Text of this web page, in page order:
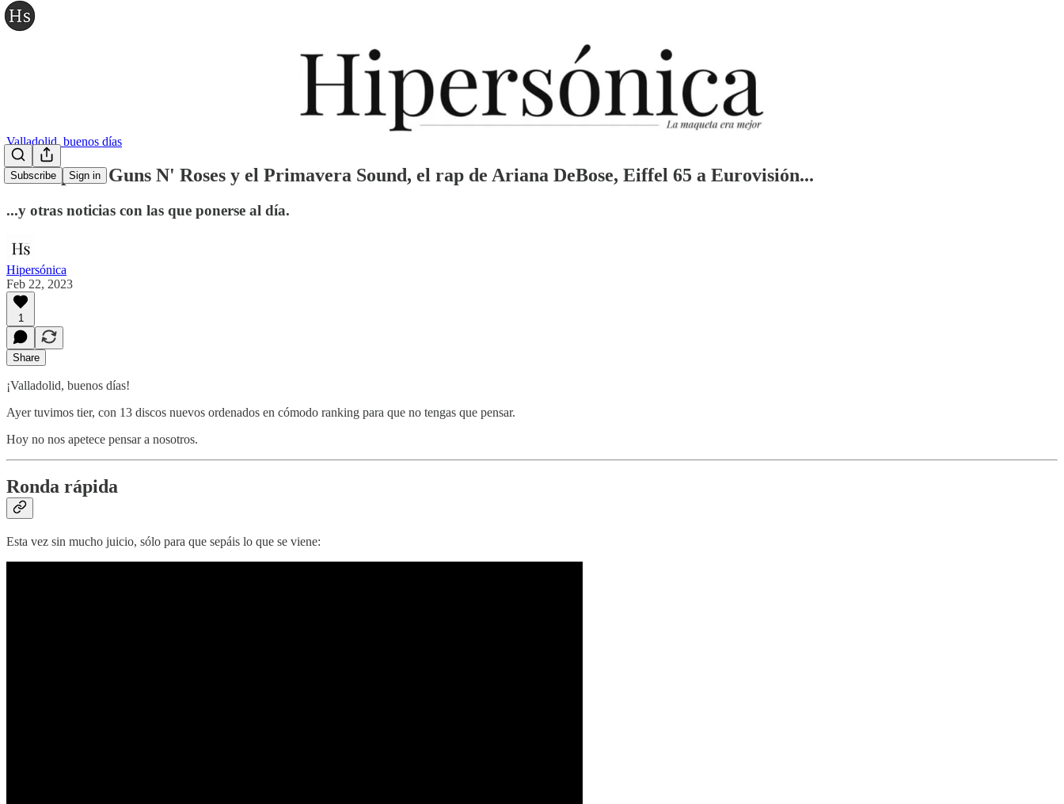
Subscribe Sign in
Valladolid, buenos días
El solape de Guns N' Roses y el Primavera Sound, el rap de Ariana DeBose, Eiffel 65 a Eurovisión...
...y otras noticias con las que ponerse al día.
Hipersónica
Feb 22, 2023
1
Share
¡Valladolid, buenos días!
Ayer tuvimos tier, con 13 discos nuevos ordenados en cómodo ranking para que no tengas que pensar.
Hoy no nos apetece pensar a nosotros.
Ronda rápida
Esta vez sin mucho juicio, sólo para que sepáis lo que se viene: